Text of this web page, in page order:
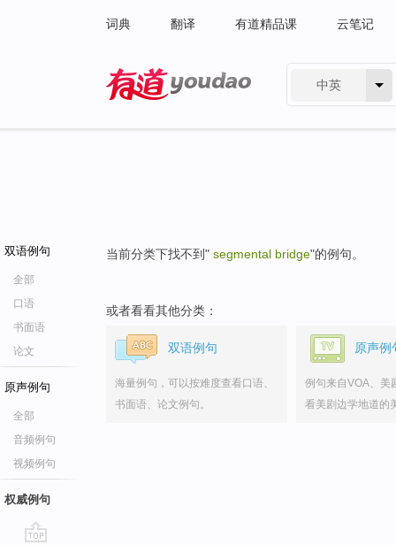
词典 翻译 有道精品课 云笔记
中英
双语例句
全部
口语
书面语
论文
原声例句
全部
音频例句
视频例句
权威例句
当前分类下找不到" segmental bridge"的例句。
或者看看其他分类：
双语例句
海量例句，可以按难度查看口语、
书面语、论文例句。
原声例
例句来自VOA、美
看美剧边学地道的